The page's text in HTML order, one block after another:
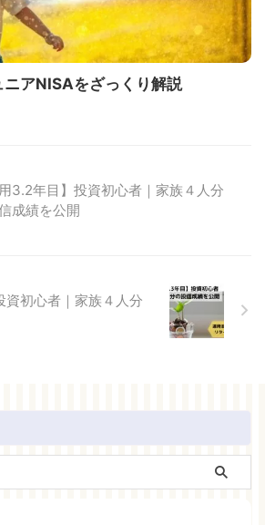
アNISAをざっくり解説
用3.2年目】投資初心者｜家族４人分
成績を公開
資初心者｜家族４人分